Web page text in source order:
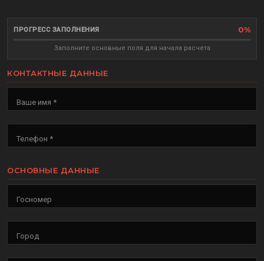
ПРОГРЕСС ЗАПОЛНЕНИЯ 0%
Заполните основные поля для начала расчета
КОНТАКТНЫЕ ДАННЫЕ
Ваше имя *
Телефон *
ОСНОВНЫЕ ДАННЫЕ
Госномер
Город